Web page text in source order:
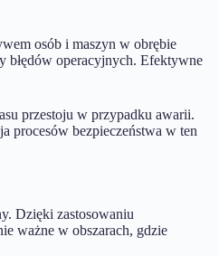
osób i maszyn w obrębie
błędów operacyjnych. Efektywne
przestoju w przypadku awarii.
procesów bezpieczeństwa w ten
Dzięki zastosowaniu
ważne w obszarach, gdzie